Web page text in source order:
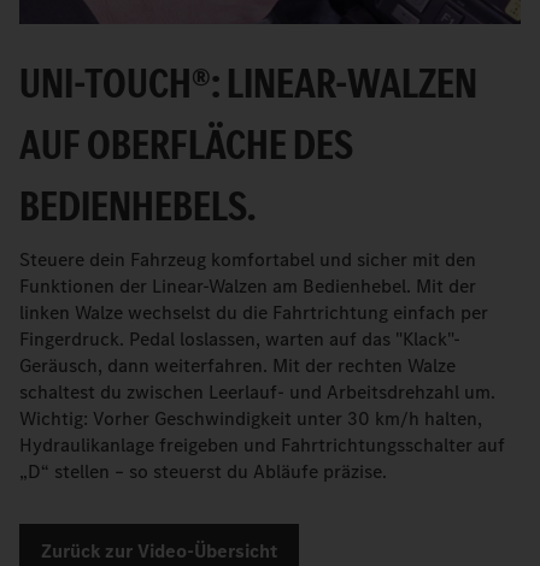
UNI-TOUCH®: LINEAR-WALZEN
AUF OBERFLÄCHE DES
BEDIENHEBELS.
Steuere dein Fahrzeug komfortabel und sicher mit den
Funktionen der Linear-Walzen am Bedienhebel. Mit der
linken Walze wechselst du die Fahrtrichtung einfach per
Fingerdruck. Pedal loslassen, warten auf das "Klack"-
Geräusch, dann weiterfahren. Mit der rechten Walze
schaltest du zwischen Leerlauf- und Arbeitsdrehzahl um.
Wichtig: Vorher Geschwindigkeit unter 30 km/h halten,
Hydraulikanlage freigeben und Fahrtrichtungsschalter auf
„D“ stellen – so steuerst du Abläufe präzise.
Zurück zur Video-Übersicht